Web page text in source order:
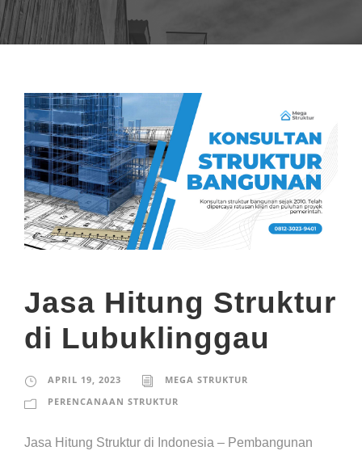
Jasa Hitung Struktur
di Lubuklinggau
APRIL 19, 2023
MEGA STRUKTUR
PERENCANAAN STRUKTUR
Jasa Hitung Struktur di Indonesia – Pembangunan